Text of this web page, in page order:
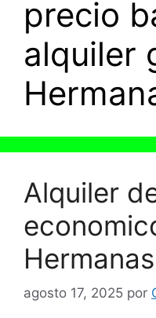
precio
alquiler
Alquiler
Hermanas
agosto 17, 2025 por